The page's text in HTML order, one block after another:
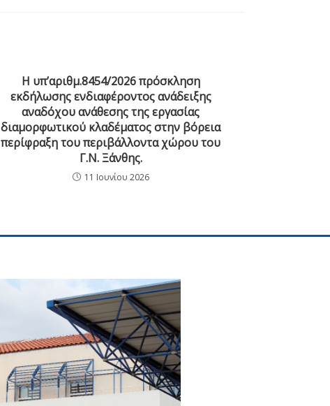
Η υπ’αριθμ.8454/2026 πρόσκληση
εκδήλωσης ενδιαφέροντος ανάδειξης
αναδόχου ανάθεσης της εργασίας
διαμορφωτικού κλαδέματος στην βόρεια
περίφραξη του περιβάλλοντα χώρου του
Γ.Ν. Ξάνθης.
11 Ιουνίου 2026